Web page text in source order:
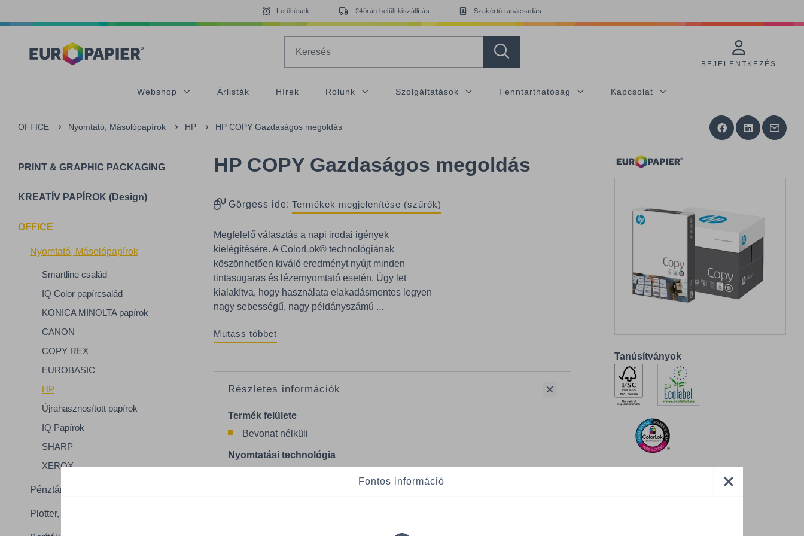
Letöltések 24órán belüli kiszállítás Szakértő tanácsadás
BEJELENTKEZÉS
Webshop Árlisták Hírek Rólunk Szolgáltatások Fenntarthatóság Kapcsolat
OFFICE Nyomtató, Másolópapírok HP HP COPY Gazdaságos megoldás
PRINT & GRAPHIC PACKAGING
KREATÍV PAPÍROK (Design)
OFFICE
Nyomtató, Másolópapírok
Smartline család
IQ Color papírcsalád
KONICA MINOLTA papírok
CANON
COPY REX
EUROBASIC
HP
Újrahasznosított papírok
IQ Papírok
SHARP
XEROX
Pénztárgépszalag, leporelló
Plotter, etikett, egyéb
HP COPY Gazdaságos megoldás
Görgess ide: Termékek megjelenítése (szűrők)
Megfelelő választás a napi irodai igények
kielégítésére. A ColorLok® technológiának
köszönhetően kiváló eredményt nyújt minden
tintasugaras és lézernyomtató esetén. Úgy let
kialakítva, hogy használata elakadásmentes legyen
nagy sebességű, nagy példányszámú ...
Mutass többet
Részletes információk
Termék felülete
Bevonat nélküli
Nyomtatási technológia
Tanúsítványok
Fontos információ